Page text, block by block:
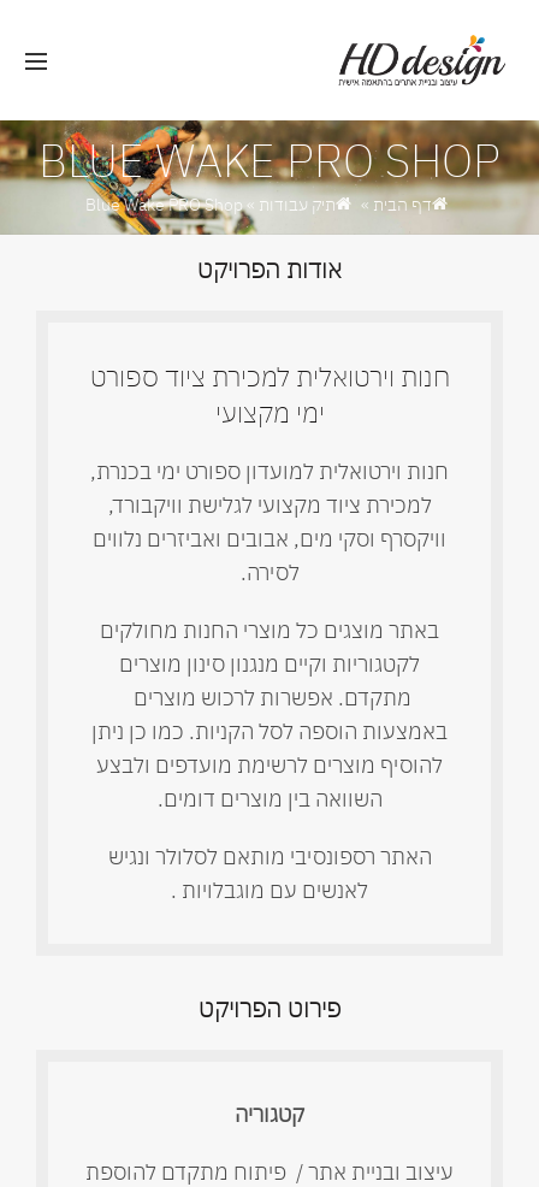
BLUE WAKE PRO SHOP
דף הבית » תיק עבודות »
Blue Wake PRO Shop
אודות הפרויקט
חנות וירטואלית למכירת ציוד ספורט
ימי מקצועי
חנות וירטואלית למועדון ספורט ימי בכנרת,
למכירת ציוד מקצועי לגלישת וויקבורד,
וויקסרף וסקי מים, אבובים ואביזרים נלווים
לסירה.
באתר מוצגים כל מוצרי החנות מחולקים
לקטגוריות וקיים מנגנון סינון מוצרים
מתקדם. אפשרות לרכוש מוצרים
באמצעות הוספה לסל הקניות. כמו כן ניתן
להוסיף מוצרים לרשימת מועדפים ולבצע
השוואה בין מוצרים דומים.
האתר רספונסיבי מותאם לסלולר ונגיש
לאנשים עם מוגבלויות .
פירוט הפרויקט
קטגוריה
עיצוב ובניית אתר / פיתוח מתקדם להוספת